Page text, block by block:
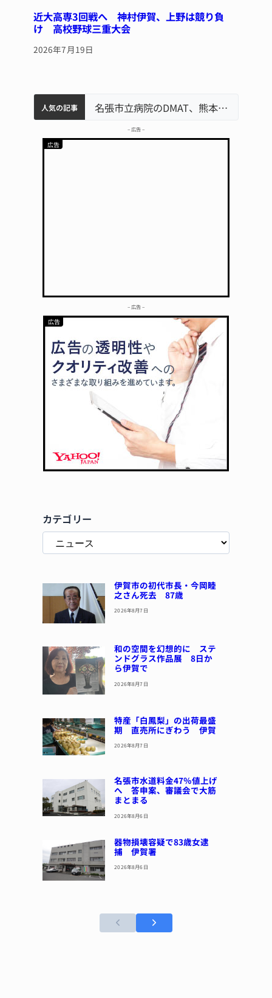
近大高専3回戦へ 神村伊賀、上野は競り負
け 高校野球三重大会
2026年7月19日
人気の記事
名張市水道料金47％値上げへ 答申案、審議会で大筋まとまる
器物損壊容疑で83歳女逮捕 伊賀署
中学校の陶壁モニュメント 地元建設会社がボランティアで清掃 伊賀 名張市立病院のDMAT、熊本地震の被災地へ 能登以来3回目の派遣
– 広告 –
– 広告 –
カテゴリー
伊賀市の初代市長・今岡睦
之さん死去 87歳
2026年8月7日
和の空間を幻想的に ステ
ンドグラス作品展 8日か
ら伊賀で
2026年8月7日
特産「白鳳梨」の出荷最盛
期 直売所にぎわう 伊賀
2026年8月7日
名張市水道料金47％値上げ
へ 答申案、審議会で大筋
まとまる
2026年8月6日
器物損壊容疑で83歳女逮
捕 伊賀署
2026年8月6日